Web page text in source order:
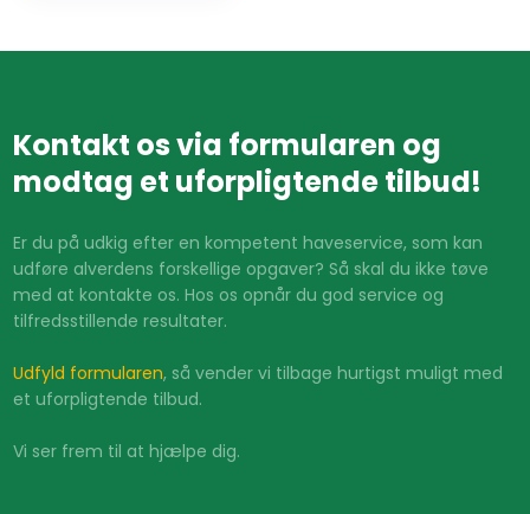
Kontakt os via formularen og
modtag et uforpligtende tilbud!
Er du på udkig efter en kompetent haveservice, som kan
udføre alverdens forskellige opgaver? Så skal du ikke tøve
med at kontakte os. Hos os opnår du god service og
tilfredsstillende resultater.
Udfyld formularen, så vender vi tilbage hurtigst muligt med
et uforpligtende tilbud.
Vi ser frem til at hjælpe dig.​